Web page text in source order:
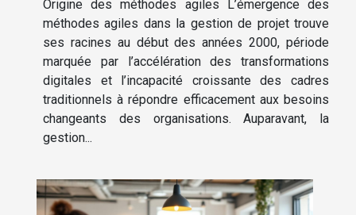
Origine des méthodes agiles L’émergence des
méthodes agiles dans la gestion de projet trouve
ses racines au début des années 2000, période
marquée par l’accélération des transformations
digitales et l’incapacité croissante des cadres
traditionnels à répondre efficacement aux besoins
changeants des organisations. Auparavant, la
gestion...